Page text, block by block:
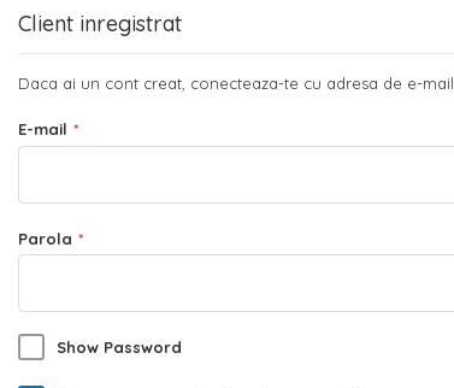
Client inregistrat
Daca ai un cont creat, conecteaza-te cu adresa de e-mail.
E-mail
Parola
Show Password